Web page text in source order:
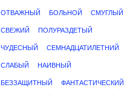
ОТВАЖНЫЙ БОЛЬНОЙ СМУГЛЫЙ
СВЕЖИЙ ПОЛУРАЗДЕТЫЙ
ЧУДЕСНЫЙ СЕМНАДЦАТИЛЕТНИЙ
СЛАБЫЙ НАИВНЫЙ
БЕЗЗАЩИТНЫЙ ФАНТАСТИЧЕСКИЙ